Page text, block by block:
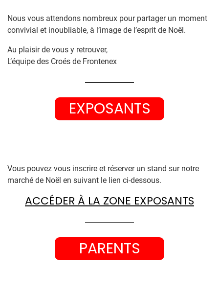
Nous vous attendons nombreux pour partager un moment
convivial et inoubliable, à l’image de l’esprit de Noël.
Au plaisir de vous y retrouver,
L’équipe des Croés de Frontenex
EXPOSANTS
Vous pouvez vous inscrire et réserver un stand sur notre
marché de Noël en suivant le lien ci-dessous.
ACCÉDER À LA ZONE EXPOSANTS
PARENTS